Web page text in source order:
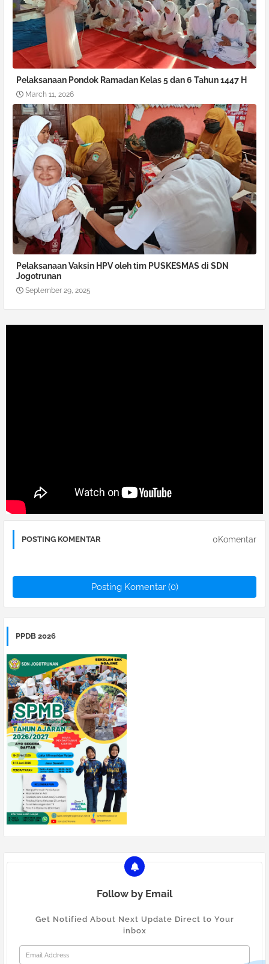
Pelaksanaan Pondok Ramadan Kelas 5 dan 6 Tahun 1447 H
March 11, 2026
Pelaksanaan Vaksin HPV oleh tim PUSKESMAS di SDN
Jogotrunan
September 29, 2025
POSTING KOMENTAR 0Komentar
Posting Komentar (0)
PPDB 2026
Follow by Email
Get Notified About Next Update Direct to Your
inbox